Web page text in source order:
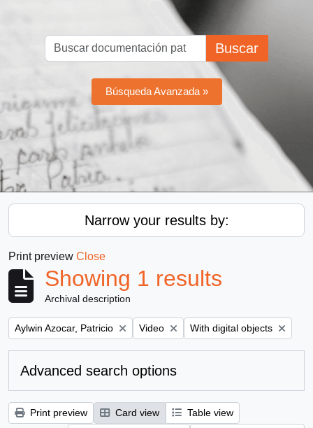
Buscar
Búsqueda Avanzada »
Narrow your results by:
Print preview Close
Showing 1 results
Archival description
Remove filter:
Aylwin Azocar, Patricio Remove filter:
Video Remove filter:
With digital objects
Advanced search options
Print preview Card view
Table view